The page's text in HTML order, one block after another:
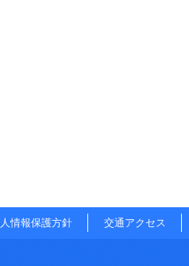
情報保護方針 交通アクセス